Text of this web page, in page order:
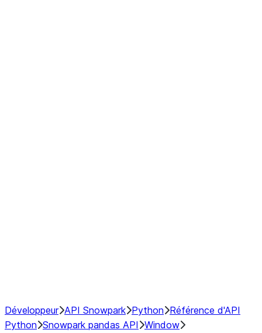
Développeur API Snowpark Python Référence d'API
Python Snowpark pandas API Window